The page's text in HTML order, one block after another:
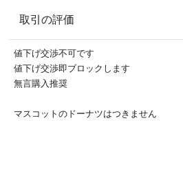
取引の評価
値下げ交渉不可です
値下げ交渉即ブロックします
無言購入推奨
マスコットのドーナツはつきません